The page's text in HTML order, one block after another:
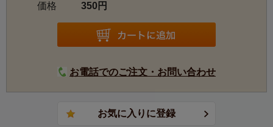
価格
350円
お電話でのご注文・お問い合わせ